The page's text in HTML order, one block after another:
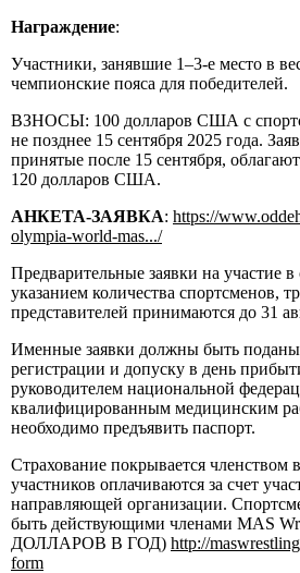
Награждение:
Участники, занявшие 1–3-е место в
чемпионские пояса для победителей.
ВЗНОСЫ: 100 долларов США с
не позднее 15 сентября 2025 года.
принятые после 15 сентября,
120 долларов США.
АНКЕТА-ЗАЯВКА: https://
olympia-world-mas.../
Предварительные заявки на участие в
указанием количества спортсменов,
представителей принимаются до 31
Именные заявки должны быть
регистрации и допуску в день
руководителем национальной
квалифицированным медицинским
необходимо предъявить паспорт.
Страхование покрывается
участников оплачиваются за счет
направляющей организации.
быть действующими членами MAS
ДОЛЛАРОВ В ГОД) http://
form